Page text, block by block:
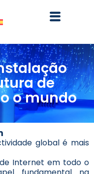
de
o mundo
global é mais
Internet em todo o